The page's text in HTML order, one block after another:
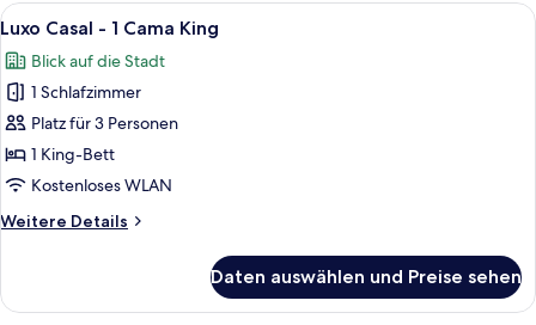
2
Solteiro
Alle
Fotos
für
Luxo
Casal
-
1
King
Ein Hotelzimmer mit Bett,
7
Luxo Casal - 1 Cama King
Blick auf die Stadt
1 Schlafzimmer
Platz für 3 Personen
1 King-Bett
Kostenloses WLAN
Weitere Details
Weitere
Casal
Daten auswählen und Preise sehen